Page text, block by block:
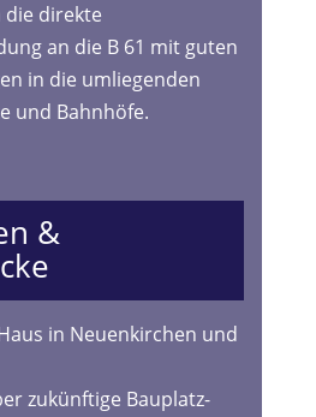
direkte
an die B 61 mit guten
in die umliegenden
und Bahnhöfe.
&
in Neuenkirchen und
zukünftige Bauplatz-